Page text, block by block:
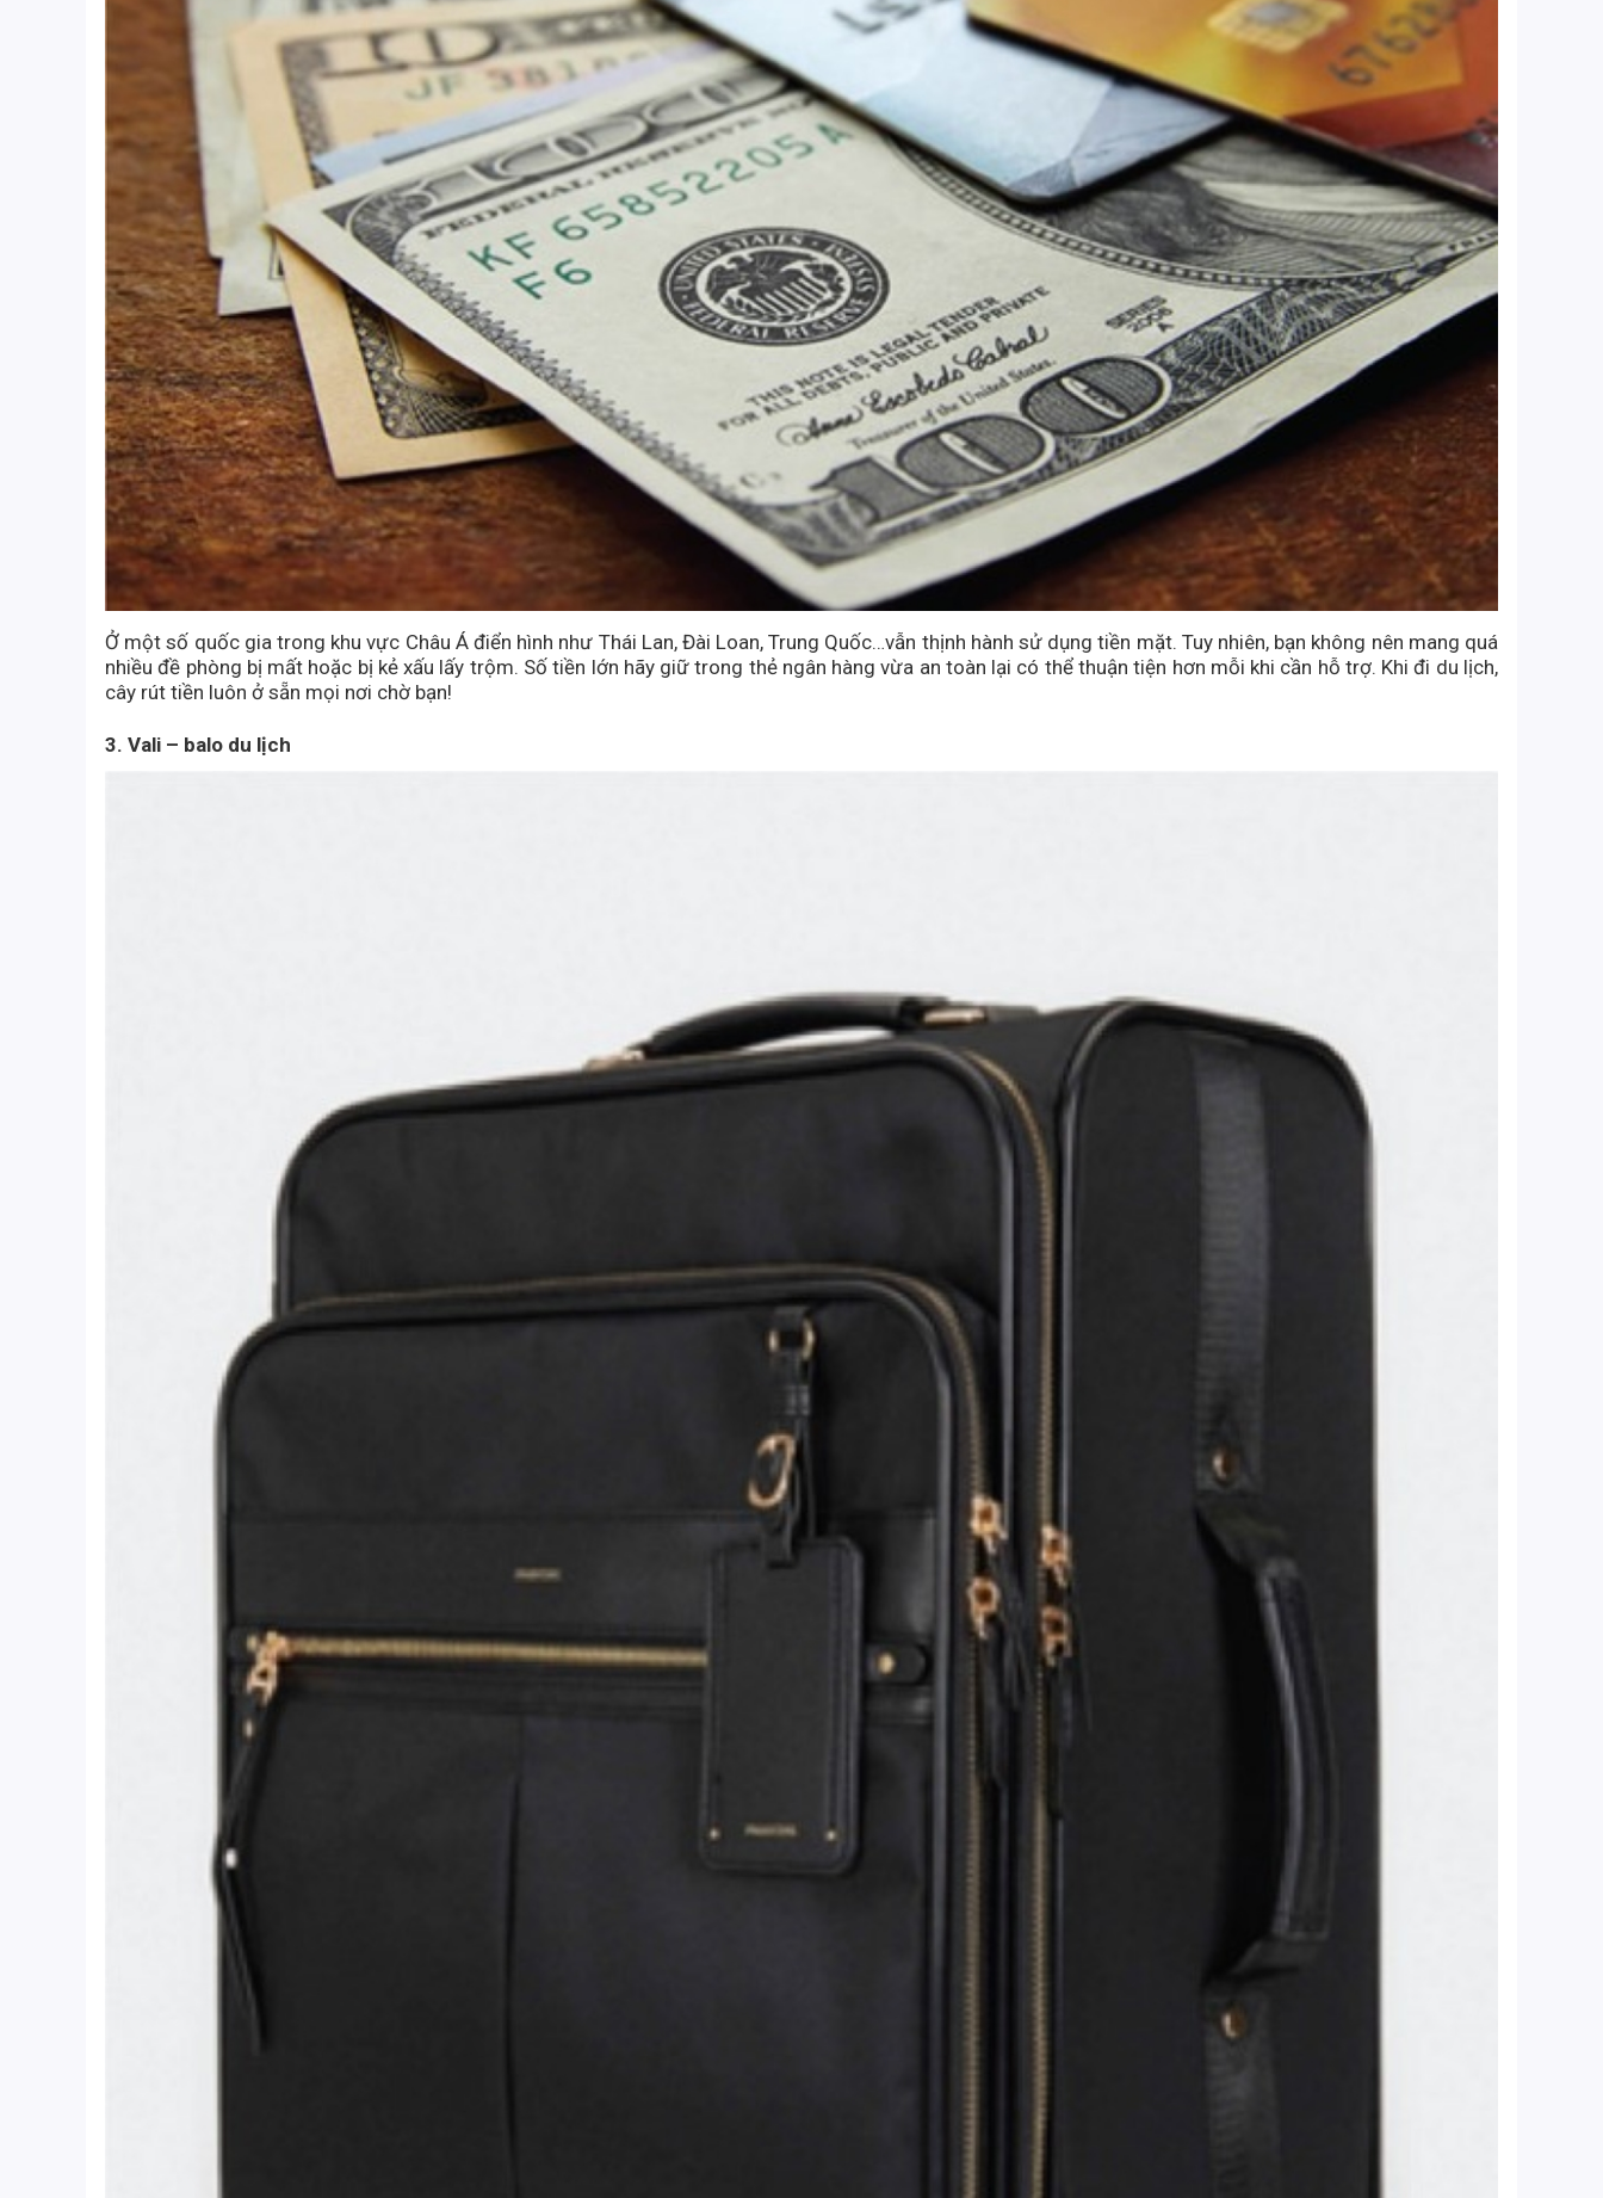
Ở một số quốc gia trong khu vực Châu Á điển hình như Thái Lan, Đài Loan, Trung Quốc…vẫn thịnh hành sử dụng tiền mặt. Tuy nhiên, bạn không nên mang quá
nhiều đề phòng bị mất hoặc bị kẻ xấu lấy trộm. Số tiền lớn hãy giữ trong thẻ ngân hàng vừa an toàn lại có thể thuận tiện hơn mỗi khi cần hỗ trợ. Khi đi du lịch,
cây rút tiền luôn ở sẵn mọi nơi chờ bạn!
3. Vali – balo du lịch